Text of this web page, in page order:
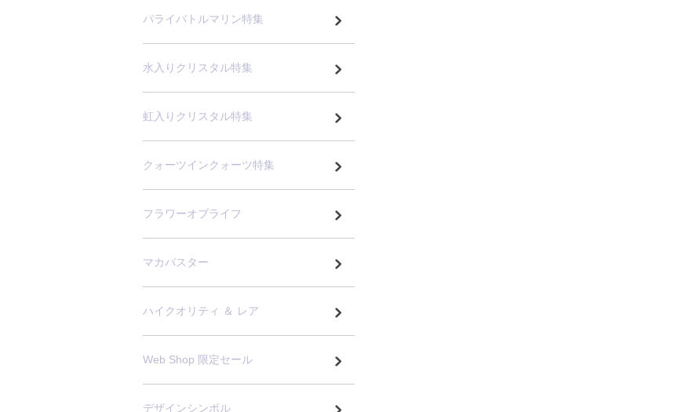
パライバトルマリン特集
水入りクリスタル特集
虹入りクリスタル特集
クォーツインクォーツ特集
フラワーオブライフ
マカバスター
ハイクオリティ ＆ レア
Web Shop 限定セール
デザインシンボル